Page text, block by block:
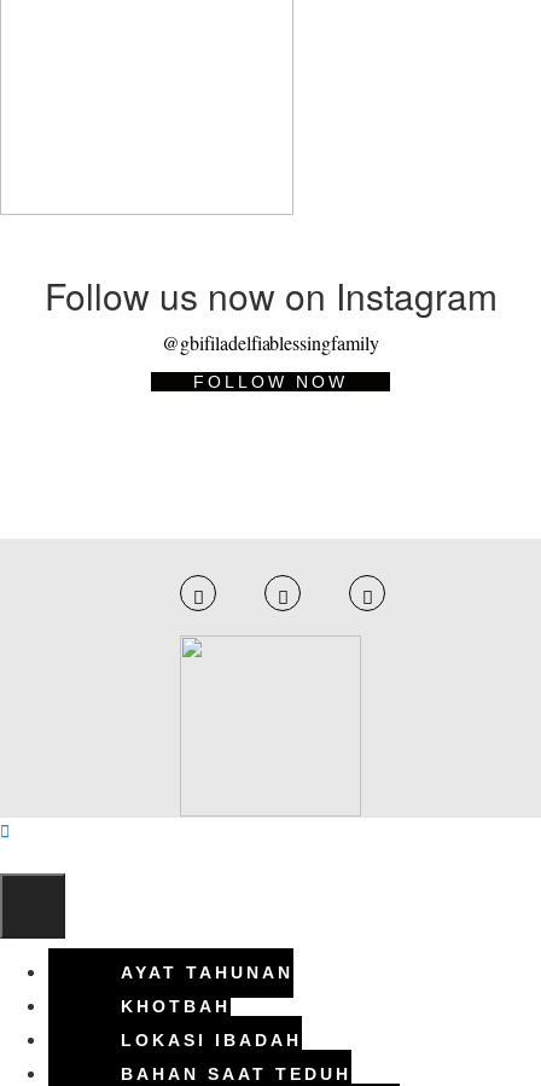
Follow us now on Instagram
@gbifiladelfiablessingfamily
FOLLOW NOW
AYAT TAHUNAN
KHOTBAH
LOKASI IBADAH
BAHAN SAAT TEDUH